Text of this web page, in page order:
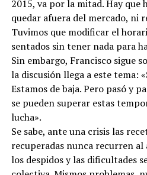
2015, va por la mitad. Hay que
quedar afuera del mercado, ni
Tuvimos que modificar el
sentados sin tener nada para
Sin embargo, Francisco sigue
la discusión llega a este tema:
Estamos de baja. Pero pasó y
se pueden superar estas
lucha».
Se sabe, ante una crisis las
recuperadas nunca recurren al
los despidos y las dificultades